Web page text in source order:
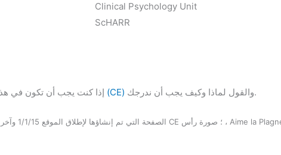
Clinical Psychology Unit
ScHARR
إذا كنت يجب أن تكون في الاتصال بي (CE) والقول لماذا وكيف يجب أن ندرجك.